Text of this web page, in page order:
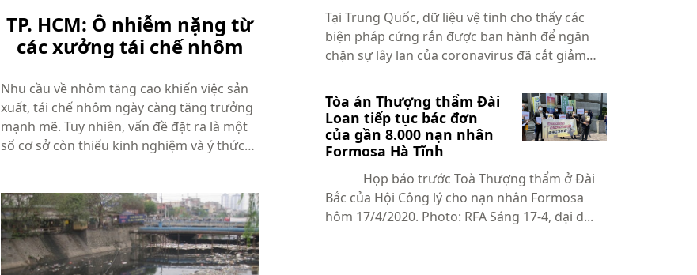
TP. HCM: Ô nhiễm nặng từ
các xưởng tái chế nhôm
Nhu cầu về nhôm tăng cao khiến việc sản
xuất, tái chế nhôm ngày càng tăng trưởng
mạnh mẽ. Tuy nhiên, vấn đề đặt ra là một
số cơ sở còn thiếu kinh nghiệm và ý thức
nhôm sẽ để lại lượng bã ...
Tại Trung Quốc, dữ liệu vệ tinh cho thấy các
biện pháp cứng rắn được ban hành để ngăn
chặn sự lây lan của coronavirus đã cắt giảm
Tòa án Thượng thẩm Đài
Loan tiếp tục bác đơn
của gần 8.000 nạn nhân
Formosa Hà Tĩnh
Họp báo trước Toà Thượng thẩm ở Đài
Bắc của Hội Công lý cho nạn nhân Formosa
hôm 17/4/2020. Photo: RFA Sáng 17-4, đại d...